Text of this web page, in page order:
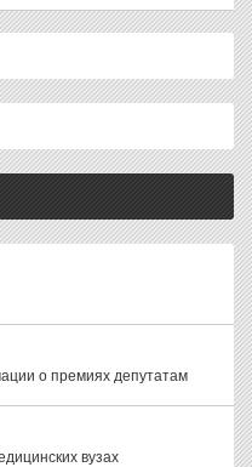
о премиях депутатам
вузах